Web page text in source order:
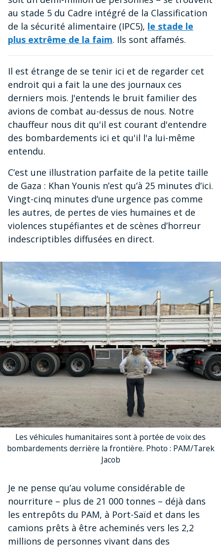
au stade 5 du Cadre intégré de la Classification
de la sécurité alimentaire (IPC5), le stade le
plus extrême de la faim. Ils sont affamés.
Il est étrange de se tenir ici et de regarder cet
endroit qui a fait la une des journaux ces
derniers mois. J'entends le bruit familier des
avions de combat au-dessus de nous. Notre
chauffeur nous dit qu'il est courant d'entendre
des bombardements ici et qu'il l'a lui-même
entendu.
C’est une illustration parfaite de la petite taille
de Gaza : Khan Younis n’est qu’à 25 minutes d’ici.
Vingt-cinq minutes d’une urgence pas comme
les autres, de pertes de vies humaines et de
violences stupéfiantes et de scènes d’horreur
indescriptibles diffusées en direct.
Les véhicules humanitaires sont à portée de voix des
bombardements derrière la frontière. Photo : PAM/Tarek
Jacob
Je ne pense qu’au volume considérable de
nourriture – plus de 21 000 tonnes – déjà dans
les entrepôts du PAM, à Port-Saïd et dans les
camions prêts à être acheminés vers les 2,2
millions de personnes vivant dans des